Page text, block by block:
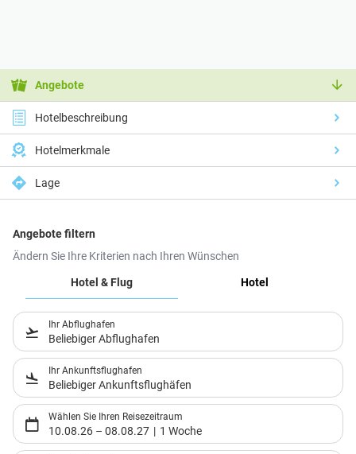
Angebote
Hotelbeschreibung
Hotelmerkmale
Lage
Angebote filtern
Ändern Sie Ihre Kriterien nach Ihren Wünschen
Hotel & Flug
Hotel
Ihr Abflughafen
Beliebiger Abflughafen
Ihr Ankunftsflughafen
Beliebiger Ankunftsflughäfen
Wählen Sie Ihren Reisezeitraum
10.08.26 – 08.08.27 1 Woche